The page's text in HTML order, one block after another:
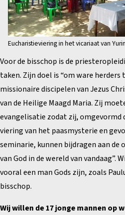
Eucharistieviering in het vicariaat van
Voor de bisschop is de
taken. Zijn doel is “om ware herders
missionaire discipelen van Jezus
van de Heilige Maagd Maria. Zij
evangelisatie zodat zij, omgevormd
viering van het paasmysterie en
seminarie, kunnen bijdragen aan
van God in de wereld van
vooral een man Gods zijn, zoals
bisschop.
Wij willen de 17 jonge mannen op